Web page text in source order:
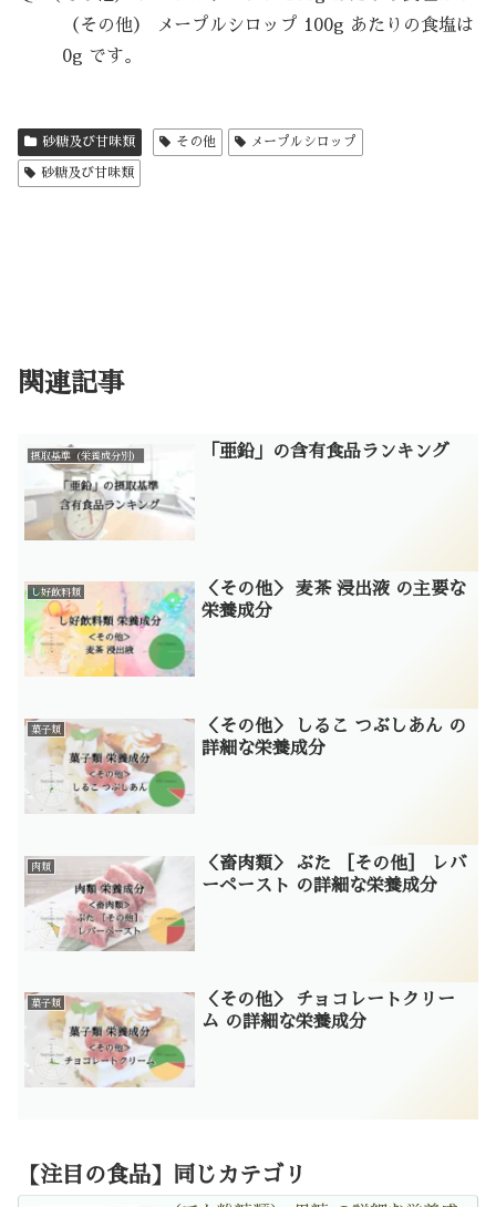
（その他） メープルシロップ 100g あたりの食塩は
0g です。
砂糖及び甘味類 その他 メープルシロップ
砂糖及び甘味類
関連記事
摂取基準（栄養成分別） 「亜鉛」の含有食品ランキング
し好飲料類
＜その他＞ 麦茶 浸出液 の主要な
栄養成分
菓子類
＜その他＞ しるこ つぶしあん の
詳細な栄養成分
肉類
＜畜肉類＞ ぶた ［その他］ レバ
ーペースト の詳細な栄養成分
菓子類
＜その他＞ チョコレートクリー
ム の詳細な栄養成分
【注目の食品】同じカテゴリ